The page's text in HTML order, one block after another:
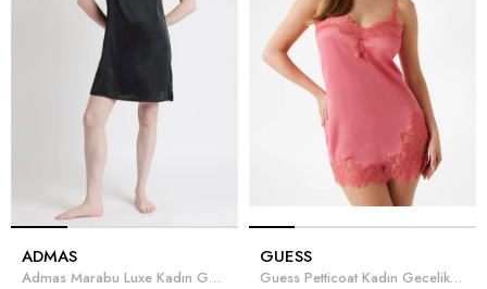
ADMAS
Admas Marabu Luxe Kadın Gecelik Siyah
GUESS
Guess Petticoat Kadın Gecelik Pembe